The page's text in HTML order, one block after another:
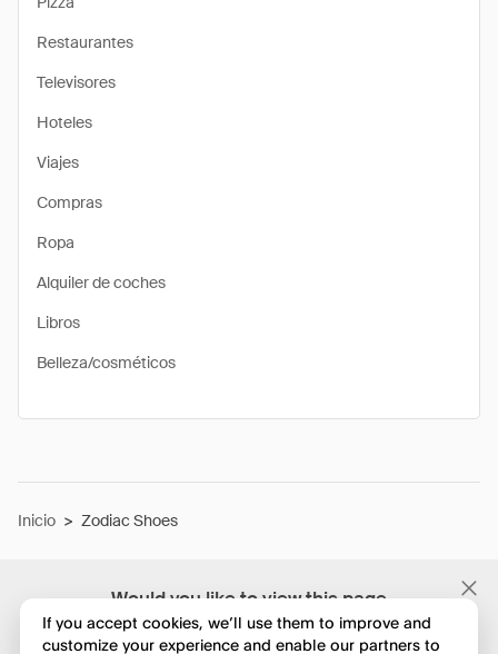
Would you like to view this page
in English?
Restaurantes
Televisores
Hoteles
Viajes
Compras
Ropa
Alquiler de coches
Libros
Belleza/cosméticos
Inicio > Zodiac Shoes
If you accept cookies, we’ll use them to improve and
customize your experience and enable our partners to